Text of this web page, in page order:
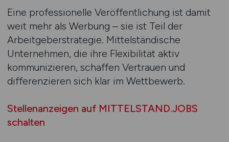
Eine professionelle Veröffentlichung ist damit
weit mehr als Werbung – sie ist Teil der
Arbeitgeberstrategie. Mittelständische
Unternehmen, die ihre Flexibilität aktiv
kommunizieren, schaffen Vertrauen und
differenzieren sich klar im Wettbewerb.
Stellenanzeigen auf MITTELSTAND.JOBS
schalten